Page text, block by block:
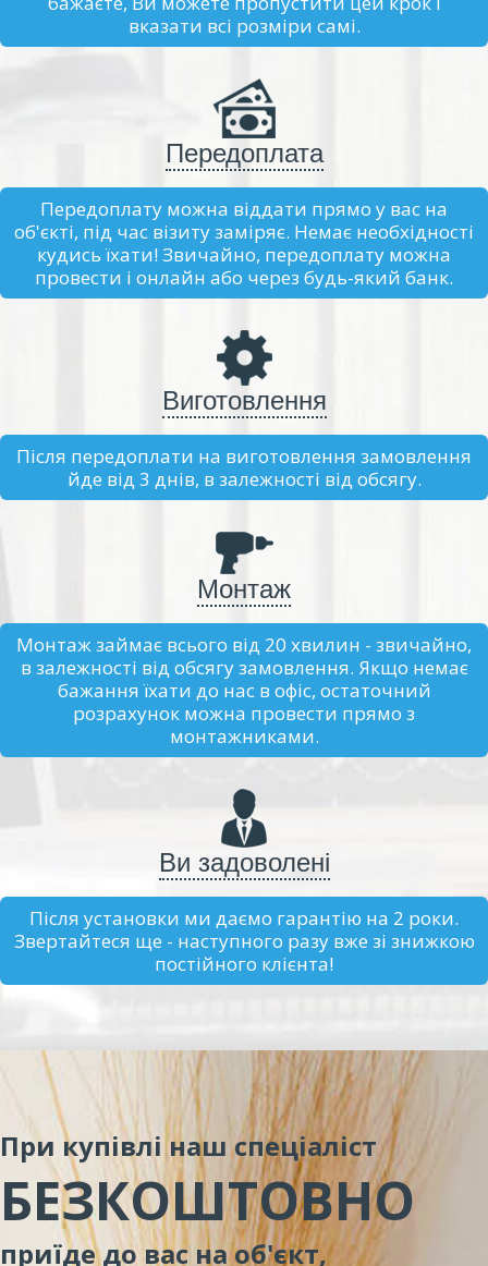
вказати всі розміри самі.
Передоплата
Передоплату можна віддати прямо у вас на
об'єкті, під час візиту заміряє. Немає необхідності
кудись їхати! Звичайно, передоплату можна
провести і онлайн або через будь-який банк.
Виготовлення
Після передоплати на виготовлення замовлення
йде від 3 днів, в залежності від обсягу.
Монтаж
Монтаж займає всього від 20 хвилин - звичайно,
в залежності від обсягу замовлення. Якщо немає
бажання їхати до нас в офіс, остаточний
розрахунок можна провести прямо з
монтажниками.
Ви задоволені
Після установки ми даємо гарантію на 2 роки.
Звертайтеся ще - наступного разу вже зі знижкою
постійного клієнта!
При купівлі наш спеціаліст
БЕЗКОШТОВНО
приїде до вас на об'єкт,